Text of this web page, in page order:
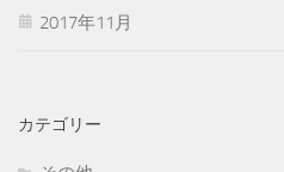
2017年11月
カテゴリー